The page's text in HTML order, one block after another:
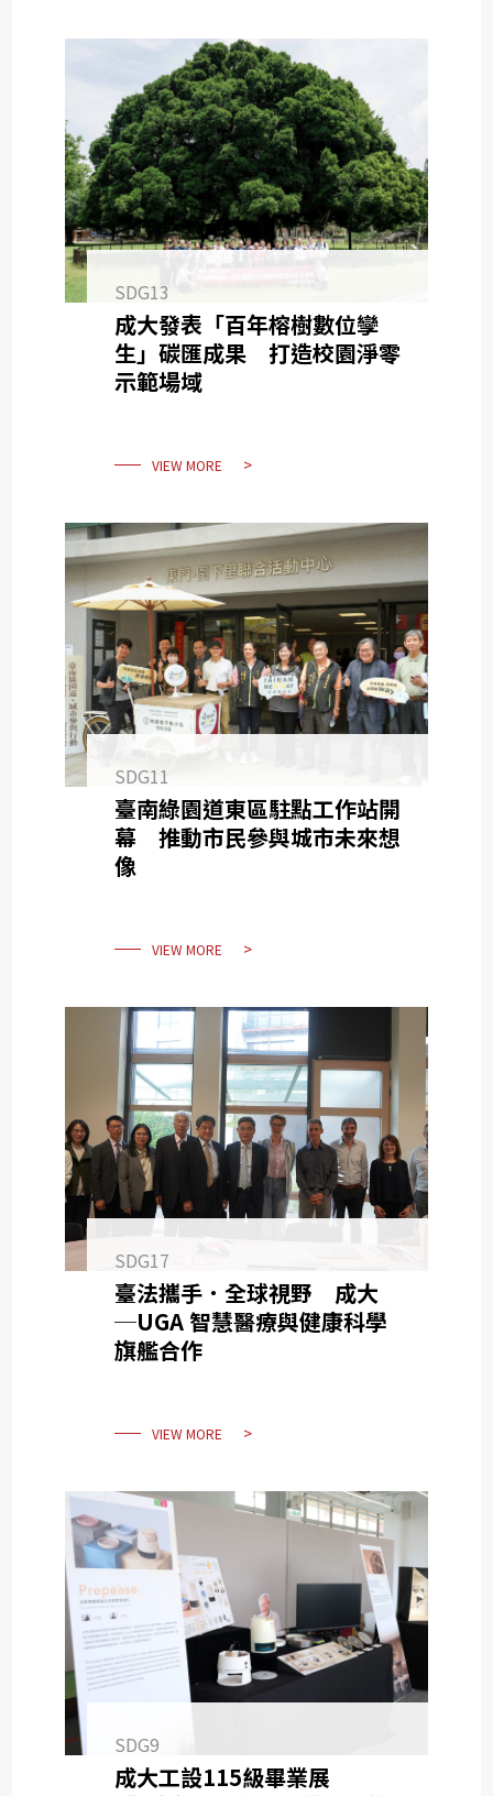
SDG13
成大發表「百年榕樹數位孿
生」碳匯成果 打造校園淨零
示範場域
VIEW MORE
SDG11
臺南綠園道東區駐點工作站開
幕 推動市民參與城市未來想
像
VIEW MORE
SDG17
臺法攜手．全球視野 成大
─UGA 智慧醫療與健康科學
旗艦合作
VIEW MORE
SDG9
成大工設115級畢業展